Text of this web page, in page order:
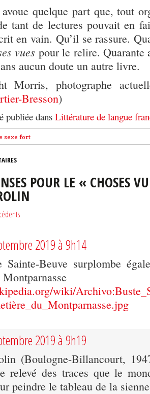
quelque part que, tout
tant de lectures pouvait en
en vain. Qu’il se rassure.
vuespour le relire. Quarante
aucun doute un autre livre.
Morris, photographe
Bresson)
publiée dans Littérature de langue
sexe fort
POUR LE « CHOSES
2019 à 9h14
Beuve surplombe
wiki/
2019 à 9h19
(Boulogne-Billancourt,
relevé des traces que le
peindre le tableau de la